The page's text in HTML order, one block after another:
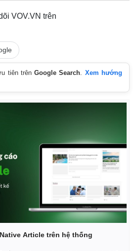
VOV.VN trên
tiên trênGoogle Search. Xem hướng
Article trên hệ thống